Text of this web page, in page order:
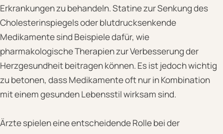
Erkrankungen zu behandeln. Statine zur Senkung des
Cholesterinspiegels oder blutdrucksenkende
Medikamente sind Beispiele dafür, wie
pharmakologische Therapien zur Verbesserung der
Herzgesundheit beitragen können. Es ist jedoch wichtig
zu betonen, dass Medikamente oft nur in Kombination
mit einem gesunden Lebensstil wirksam sind.
Ärzte spielen eine entscheidende Rolle bei der